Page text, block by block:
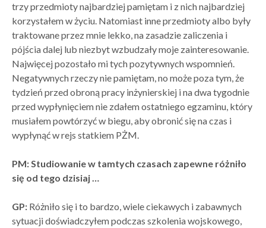
trzy przedmioty najbardziej pamiętam i z nich najbardziej
korzystałem w życiu. Natomiast inne przedmioty albo były
traktowane przez mnie lekko, na zasadzie zaliczenia i
pójścia dalej lub niezbyt wzbudzały moje zainteresowanie.
Najwięcej pozostało mi tych pozytywnych wspomnień.
Negatywnych rzeczy nie pamiętam, no może poza tym, że
tydzień przed obroną pracy inżynierskiej i na dwa tygodnie
przed wypłynięciem nie zdałem ostatniego egzaminu, który
musiałem powtórzyć w biegu, aby obronić się na czas i
wypłynąć w rejs statkiem PŻM.
PM: Studiowanie w tamtych czasach zapewne różniło
się od tego dzisiaj …
GP: Różniło się i to bardzo, wiele ciekawych i zabawnych
sytuacji doświadczyłem podczas szkolenia wojskowego,